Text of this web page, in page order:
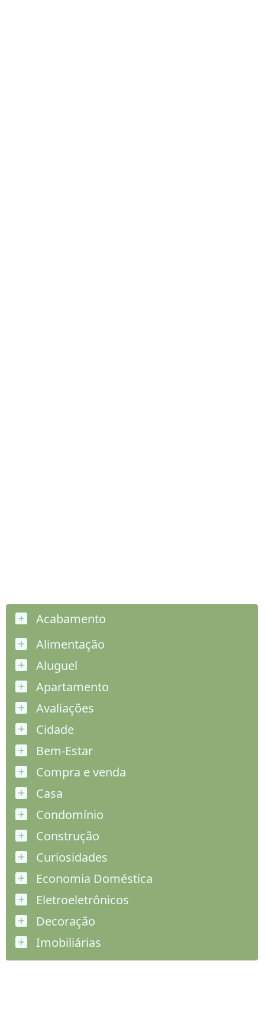
Acabamento
Alimentação
Aluguel
Apartamento
Avaliações
Cidade
Bem-Estar
Compra e venda
Casa
Condomínio
Construção
Curiosidades
Economia Doméstica
Eletroeletrônicos
Decoração
Imobiliárias